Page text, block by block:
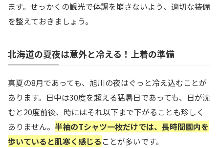
ます。せっかくの観光で体調を崩さないよう、適切な装備
を整えておきましょう。
北海道の夏夜は意外と冷える！上着の準備
真夏の8月であっても、旭川の夜はぐっと冷え込むことが
あります。日中は30度を超える猛暑日であっても、日が沈
むと20度前後、時にはそれ以下まで下がることも珍しく
ありません。 半袖のTシャツ一枚だけでは、長時間園内を
歩いていると肌寒く感じる ことが多いです。